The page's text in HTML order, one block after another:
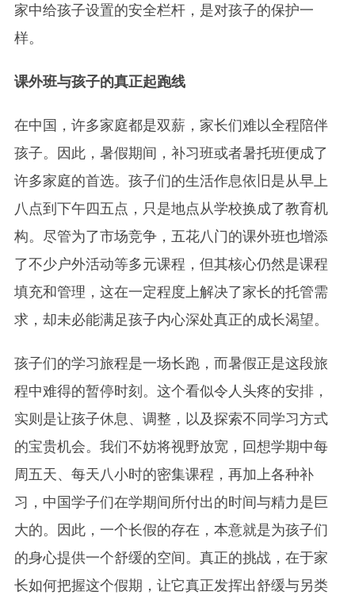
家中给孩子设置的安全栏杆，是对孩子的保护一
样。
课外班与孩子的真正起跑线
在中国，许多家庭都是双薪，家长们难以全程陪伴
孩子。因此，暑假期间，补习班或者暑托班便成了
许多家庭的首选。孩子们的生活作息依旧是从早上
八点到下午四五点，只是地点从学校换成了教育机
构。尽管为了市场竞争，五花八门的课外班也增添
了不少户外活动等多元课程，但其核心仍然是课程
填充和管理，这在一定程度上解决了家长的托管需
求，却未必能满足孩子内心深处真正的成长渴望。
孩子们的学习旅程是一场长跑，而暑假正是这段旅
程中难得的暂停时刻。这个看似令人头疼的安排，
实则是让孩子休息、调整，以及探索不同学习方式
的宝贵机会。我们不妨将视野放宽，回想学期中每
周五天、每天八小时的密集课程，再加上各种补
习，中国学子们在学期间所付出的时间与精力是巨
大的。因此，一个长假的存在，本意就是为孩子们
的身心提供一个舒缓的空间。真正的挑战，在于家
长如何把握这个假期，让它真正发挥出舒缓与另类